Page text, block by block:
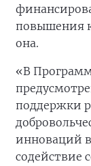
повышения
она.
«В
поддержки
инноваций
содействие